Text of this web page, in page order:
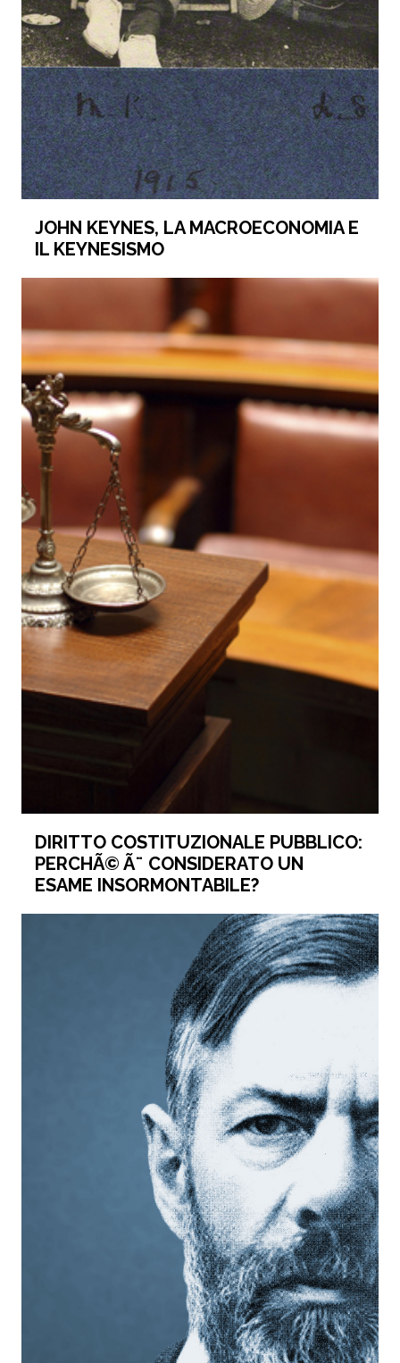
JOHN KEYNES, LA MACROECONOMIA E
IL KEYNESISMO
DIRITTO COSTITUZIONALE PUBBLICO:
PERCHÃ© Ã¨ CONSIDERATO UN
ESAME INSORMONTABILE?